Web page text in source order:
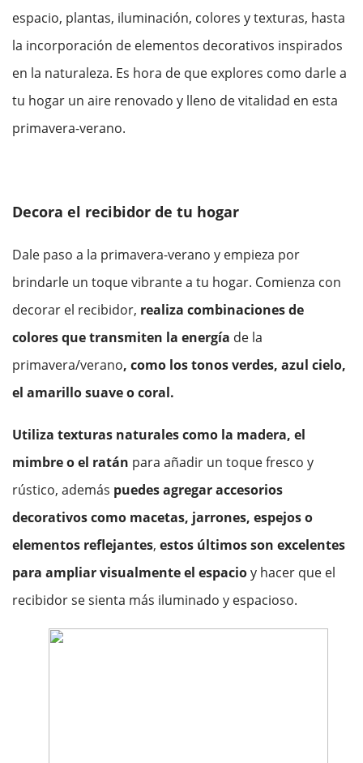
espacio, plantas, iluminación, colores y texturas, hasta
la incorporación de elementos decorativos inspirados
en la naturaleza. Es hora de que explores como darle a
tu hogar un aire renovado y lleno de vitalidad en esta
primavera-verano.
Decora el recibidor de tu hogar
Dale paso a la primavera-verano y empieza por
brindarle un toque vibrante a tu hogar. Comienza con
decorar el recibidor, realiza combinaciones de
colores que transmiten la energía de la
primavera/verano, como los tonos verdes, azul cielo,
el amarillo suave o coral.
Utiliza texturas naturales como la madera, el
mimbre o el ratán para añadir un toque fresco y
rústico, además puedes agregar accesorios
decorativos como macetas, jarrones, espejoso
elementos reflejantes, estos últimos son excelentes
para ampliar visualmente el espacioy hacer que el
recibidor se sienta más iluminado y espacioso.